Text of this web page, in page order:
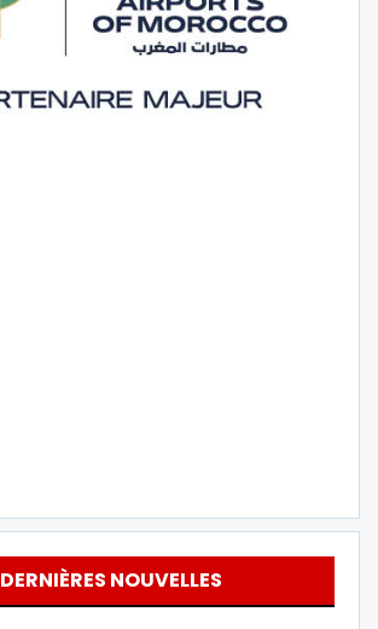
DERNIÈRES NOUVELLES